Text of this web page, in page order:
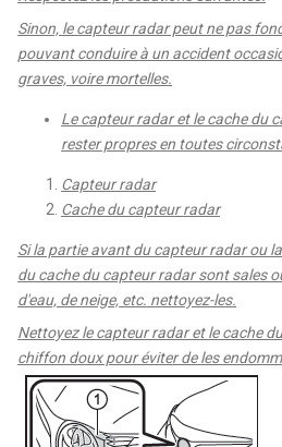
Sinon, le capteur radar peut ne pas
pouvant conduire à un accident
graves, voire mortelles.
Le capteur radar et le cache du
rester propres en toutes
Capteur radar
Cache du capteur radar
Si la partie avant du capteur radar ou
du cache du capteur radar sont sales
d'eau, de neige, etc. nettoyez-les.
Nettoyez le capteur radar et le cache
chiffon doux pour éviter de les